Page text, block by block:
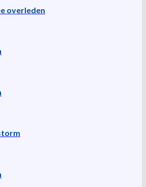
overleden